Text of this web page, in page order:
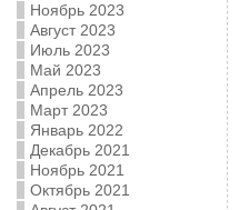
Ноябрь 2023
Август 2023
Июль 2023
Май 2023
Апрель 2023
Март 2023
Январь 2022
Декабрь 2021
Ноябрь 2021
Октябрь 2021